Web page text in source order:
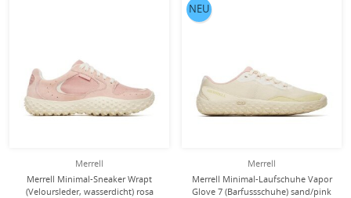
Merrell
Merrell Minimal-Sneaker Wrapt
(Veloursleder, wasserdicht) rosa
Merrell
Merrell Minimal-Laufschuhe Vapor
Glove 7 (Barfussschuhe) sand/pink
NEU